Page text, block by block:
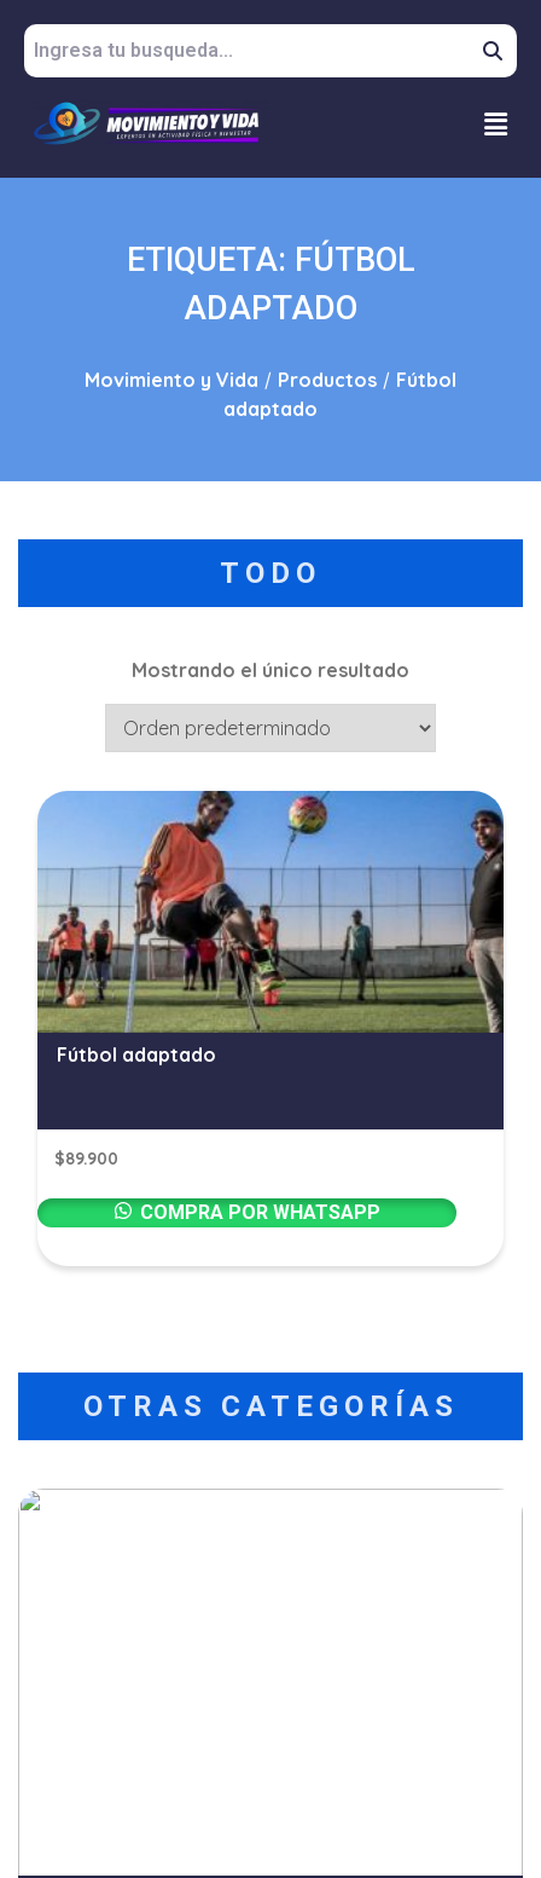
ETIQUETA: FÚTBOL
ADAPTADO
Movimiento y Vida / Productos / Fútbol
adaptado
TODO
Mostrando el único resultado
Fútbol adaptado
$89.900
COMPRA POR WHATSAPP
OTRAS CATEGORÍAS